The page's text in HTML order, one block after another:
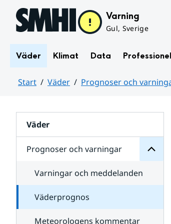
Hoppa till sidans innehåll Varning
Gul, Sverige
Väder Klimat Data
Start Väder Prognoser och
Väder
Prognoser och varningar
för
varningar
Varningar och meddelanden
Väderprognos
Meteorologens kommentar